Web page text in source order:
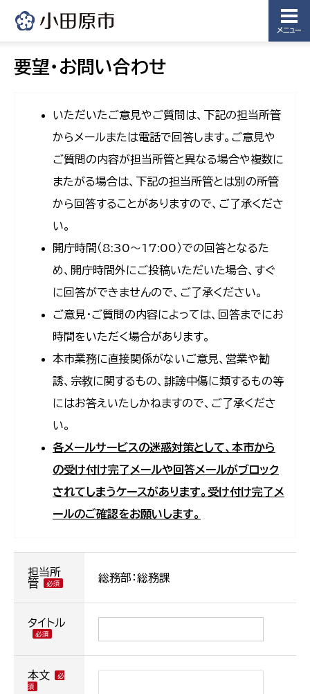
メニュー
要望・お問い合わせ
いただいたご意見やご質問は、下記の担当所管
からメールまたは電話で回答します。ご意見や
ご質問の内容が担当所管と異なる場合や複数に
またがる場合は、下記の担当所管とは別の所管
から回答することがありますので、ご了承くださ
い。
開庁時間（8:30〜17:00）での回答となるた
め、開庁時間外にご投稿いただいた場合、すぐ
に回答ができませんので、ご了承ください。
ご意見・ご質問の内容によっては、回答までにお
時間をいただく場合があります。
本市業務に直接関係がないご意見、営業や勧
誘、宗教に関するもの、誹謗中傷に類するもの等
にはお答えいたしかねますので、ご了承くださ
い。
各メールサービスの迷惑対策として、本市から
の受け付け完了メールや回答メールがブロック
されてしまうケースがあります。受け付け完了メ
ールのご確認をお願いします。
担当所
管
総務部：総務課
タイトル
本文